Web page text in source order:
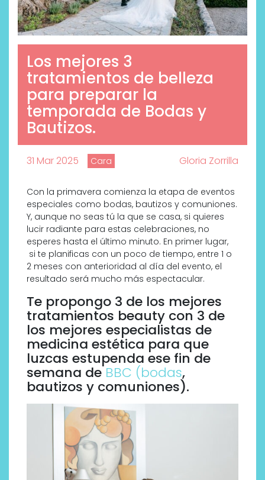
Los mejores 3
tratamientos de belleza
para preparar la
temporada de Bodas y
Bautizos.
31 Mar 2025 Cara Gloria Zorrilla
Con la primavera comienza la etapa de eventos
especiales como bodas, bautizos y comuniones.
Y, aunque no seas tú la que se casa, si quieres
lucir radiante para estas celebraciones, no
esperes hasta el último minuto. En primer lugar,
si te planificas con un poco de tiempo, entre 1 o
2 meses con anterioridad al día del evento, el
resultado será mucho más espectacular.
Te propongo 3 de los mejores
tratamientos beauty con 3 de
los mejores especialistas de
medicina estética para que
luzcas estupenda ese fin de
semana de BBC (bodas,
bautizos y comuniones).